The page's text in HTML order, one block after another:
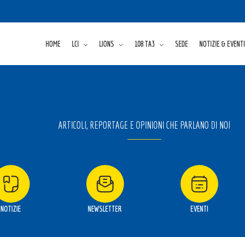
HOME LCI LIONS 108 TA3 SEDE NOTIZIE & EVENTI
ARTICOLI, REPORTAGE E OPINIONI CHE PARLANO DI NOI
NOTIZIE NEWSLETTER EVENTI